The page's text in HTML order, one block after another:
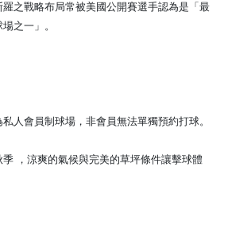
之戰略布局常被美國公開賽選手認為是「最
之一」。
人會員制球場，非會員無法單獨預約打球。
，涼爽的氣候與完美的草坪條件讓擊球體